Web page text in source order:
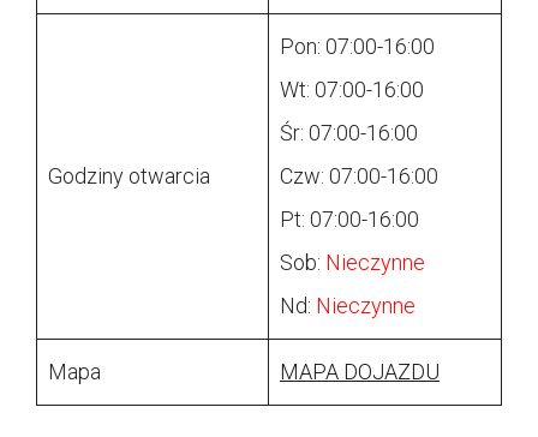
Godziny otwarcia
Pon: 07:00-16:00
Wt: 07:00-16:00
Śr: 07:00-16:00
Czw: 07:00-16:00
Pt: 07:00-16:00
Sob: Nieczynne
Nd: Nieczynne
Mapa MAPA DOJAZDU